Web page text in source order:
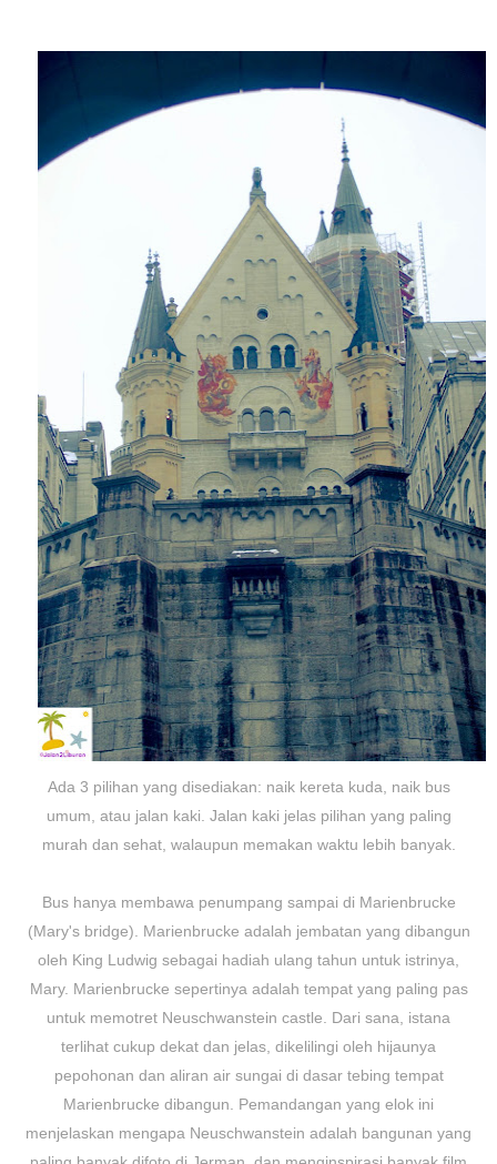
Ada 3 pilihan yang disediakan: naik kereta kuda, naik bus
umum, atau jalan kaki. Jalan kaki jelas pilihan yang paling
murah dan sehat, walaupun memakan waktu lebih banyak.
Bus hanya membawa penumpang sampai di Marienbrucke
(Mary's bridge). Marienbrucke adalah jembatan yang dibangun
oleh King Ludwig sebagai hadiah ulang tahun untuk istrinya,
Mary. Marienbrucke sepertinya adalah tempat yang paling pas
untuk memotret Neuschwanstein castle. Dari sana, istana
terlihat cukup dekat dan jelas, dikelilingi oleh hijaunya
pepohonan dan aliran air sungai di dasar tebing tempat
Marienbrucke dibangun. Pemandangan yang elok ini
menjelaskan mengapa Neuschwanstein adalah bangunan yang